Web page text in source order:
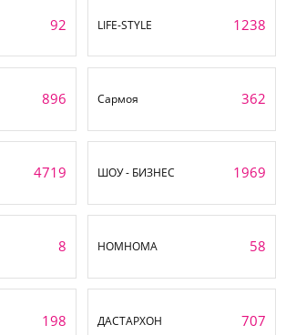
92 LIFE-STYLE 1238
896 Сармоя 362
4719 ШОУ - БИЗНЕС 1969
8 НОМНОМА 58
198 ДАСТАРХОН 707